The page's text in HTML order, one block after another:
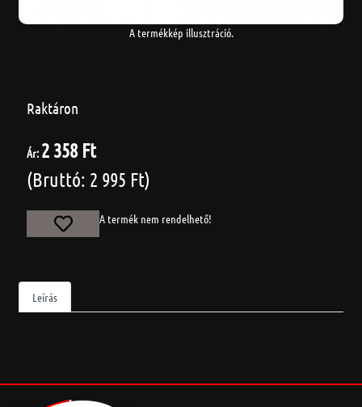
A termékkép illusztráció.
Raktáron
Ár: 2 358 Ft
(Bruttó: 2 995 Ft)
A termék nem rendelhető!
Leírás